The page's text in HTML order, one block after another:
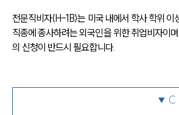
전문직비자(H-1B)는 미국 내에서 학사 학위 이
직종에 종사하려는 외국인을 위한 취업비자이
의 신청이 반드시 필요합니다.